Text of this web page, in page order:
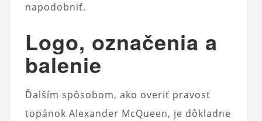
napodobniť.
Logo, označenia a
balenie
Ďalším spôsobom, ako overiť pravosť
topánok Alexander McQueen, je dôkladne